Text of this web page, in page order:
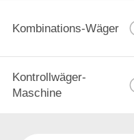
Kombinations-Wäger
Kontrollwäger-
Maschine